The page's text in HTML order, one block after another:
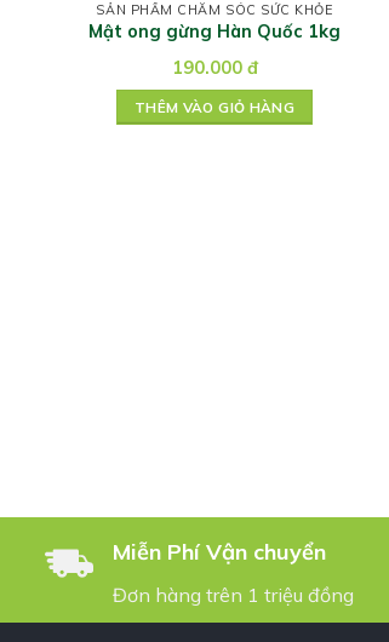
SẢN PHẨM CHĂM SÓC SỨC KHỎE
Mật ong gừng Hàn Quốc 1kg
190.000 đ
THÊM VÀO GIỎ HÀNG
Miễn Phí Vận chuyển
Đơn hàng trên 1 triệu đồng